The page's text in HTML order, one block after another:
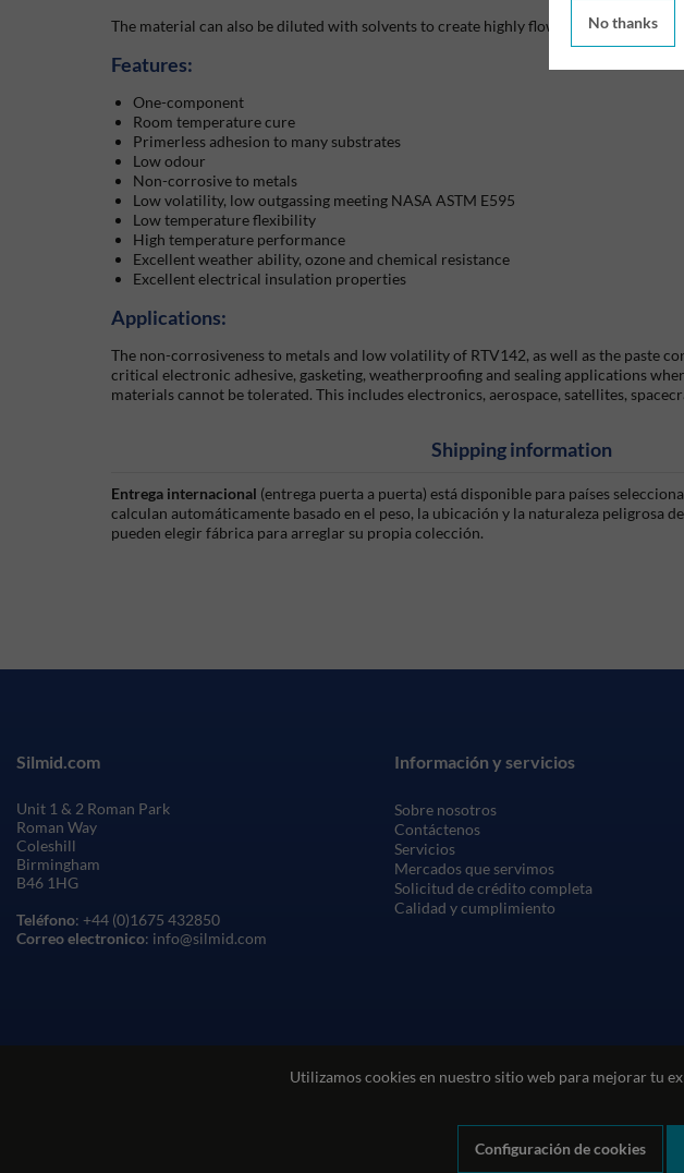
No thanks
Utilizamos cookies en nuestro sitio web para mejorar tu
Configuración de cookies
The material can also be diluted with solvents to create highly flowable materials.
Features:
One-component
Room temperature cure
Primerless adhesion to many substrates
Low odour
Non-corrosive to metals
Low volatility, low outgassing meeting NASA ASTM E595
Low temperature flexibility
High temperature performance
Excellent weather ability, ozone and chemical resistance
Excellent electrical insulation properties
Applications:
The non-corrosiveness to metals and low volatility of RTV142, as well as the paste
critical electronic adhesive, gasketing, weatherproofing and sealing applications
materials cannot be tolerated. This includes electronics, aerospace, satellites,
Shipping information
Entrega internacional (entrega puerta a puerta) está disponible para países
calculan automáticamente basado en el peso, la ubicación y la naturaleza peligrosa
pueden elegir fábrica para arreglar su propia colección.
Información y servicios
Sobre nosotros
Contáctenos
Servicios
Mercados que servimos
Solicitud de crédito completa
Calidad y cumplimiento
Silmid.com
Unit 1 & 2 Roman Park
Roman Way
Coleshill
Birmingham
B46 1HG
Teléfono: +44 (0)1675 432850
Correo electronico: info@silmid.com